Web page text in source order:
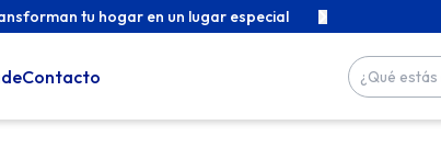
tu hogar en un lugar especial Contenidos
Contacto